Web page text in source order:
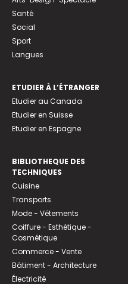
Santé
Social
Sport
Langues
ETUDIER À L’ÉTRANGER
Etudier au Canada
Etudier en Suisse
Etudier en Espagne
BIBLIOTHEQUE DES
TECHNIQUES
Cuisine
Transports
Mode - Vêtements
Coiffure - Esthétique -
Cosmétique
Commerce - Vente
Bâtiment - Architecture
Électricité